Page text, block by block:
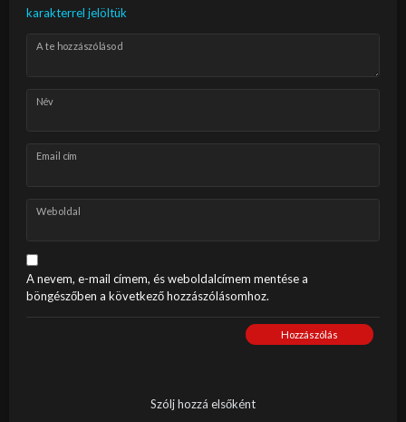
karakterrel jelöltük
A te hozzászólásod
Név
Email cím
Weboldal
A nevem, e-mail címem, és weboldalcímem mentése a
böngészőben a következő hozzászólásomhoz.
Hozzászólás
Szólj hozzá elsőként